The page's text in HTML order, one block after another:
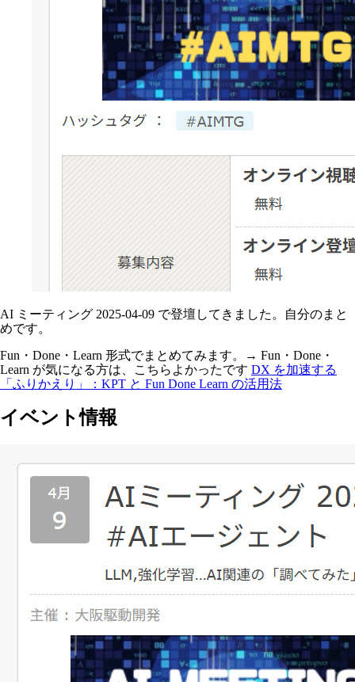
AI ミーティング 2025-04-09 で登壇してきました。自分のまと
めです。
Fun・Done・Learn 形式でまとめてみます。→ Fun・Done・
Learn が気になる方は、こちらよかったです DX を加速する
「ふりかえり」：KPT と Fun Done Learn の活用法
イベント情報